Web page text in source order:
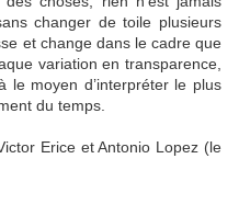
changer de toile plusieurs
et change dans le cadre que
variation en transparence,
le moyen d’interpréter le plus
du temps.
Erice et Antonio Lopez (le